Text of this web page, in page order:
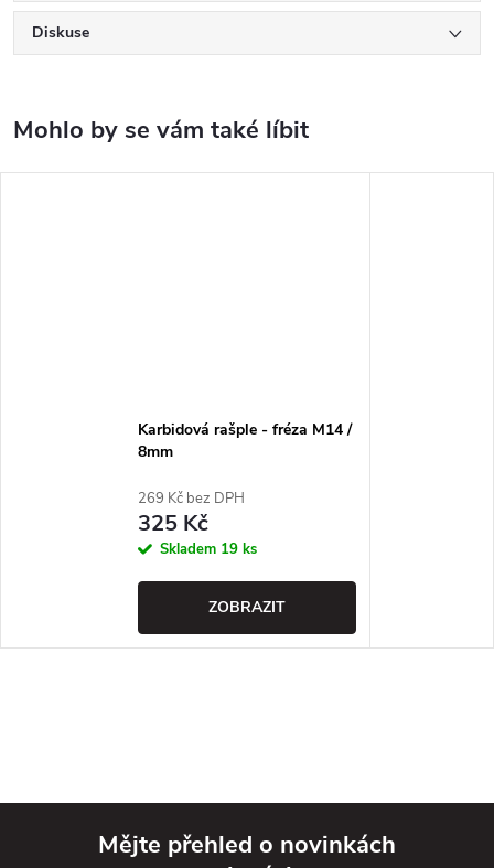
Diskuse
Karbidová rašple - fréza M14 /
8mm
269 Kč bez DPH
325 Kč
Skladem 19 ks
ZOBRAZIT
Mějte přehled o novinkách